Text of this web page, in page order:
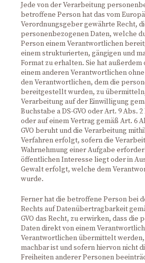
Jede von der Verarbeitung
betroffene Person hat das vom
Verordnungsgeber gewährte Recht,
personenbezogenen Daten, welche
Person einem Verantwortlichen
einem strukturierten, gängigen und
Format zu erhalten. Sie hat außerdem
einem anderen Verantwortlichen
den Verantwortlichen, dem die
bereitgestellt wurden, zu
Verarbeitung auf der Einwilligung
Buchstabe a DS-GVO oder Art. 9 Abs. 2
oder auf einem Vertrag gemäß Art. 6
GVO beruht und die Verarbeitung
Verfahren erfolgt, sofern die
Wahrnehmung einer Aufgabe
öffentlichen Interesse liegt oder in
Gewalt erfolgt, welche dem
wurde.
Ferner hat die betroffene Person bei
Rechts auf Datenübertragbarkeit
GVO das Recht, zu erwirken, dass die
Daten direkt von einem
Verantwortlichen übermittelt
machbar ist und sofern hiervon nicht
Freiheiten anderer Personen